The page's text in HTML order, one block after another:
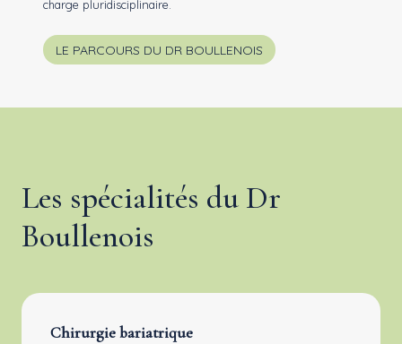
charge pluridisciplinaire.
LE PARCOURS DU DR BOULLENOIS
Les spécialités du Dr
Boullenois
Chirurgie bariatrique